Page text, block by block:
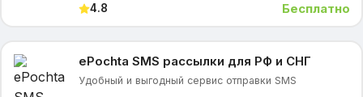
4.8 Бесплатно
еPochta SMS рассылки для РФ и СНГ
Удобный и выгодный сервис отправки SMS